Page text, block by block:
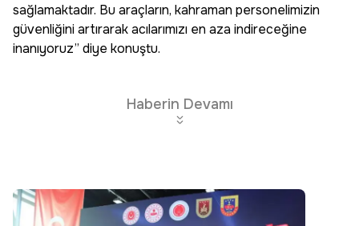
sağlamaktadır. Bu araçların, kahraman personelimizin
güvenliğini artırarak acılarımızı en aza indireceğine
inanıyoruz” diye konuştu.
Haberin Devamı